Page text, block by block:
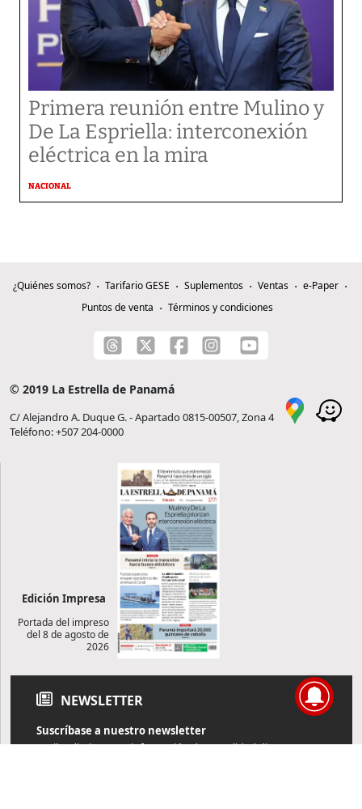
Primera reunión entre Mulino y
De La Espriella: interconexión
eléctrica en la mira
NACIONAL
¿Quiénes somos? Tarifario GESE Suplementos Ventas
e-Paper
Puntos de venta
Términos y condiciones
© 2019 La Estrella de Panamá
C/ Alejandro A. Duque G. - Apartado 0815-00507, Zona 4
Teléfono: +507 204-0000
Edición Impresa
Portada del impreso
del 8 de agosto de
2026
NEWSLETTER
Suscríbase a nuestro newsletter
Reciba diariamente información de actualidad directamente en